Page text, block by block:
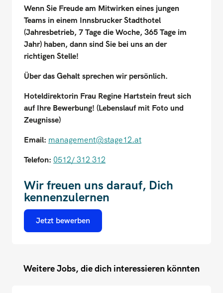
Wenn Sie Freude am Mitwirken eines jungen
Teams in einem Innsbrucker Stadthotel
(Jahresbetrieb, 7 Tage die Woche, 365 Tage im
Jahr) haben, dann sind Sie bei uns an der
richtigen Stelle!
Über das Gehalt sprechen wir persönlich.
Hoteldirektorin Frau Regine Hartstein freut sich
auf Ihre Bewerbung! (Lebenslauf mit Foto und
Zeugnisse)
Email: management@stage12.at
Telefon: 0512/ 312 312
Wir freuen uns darauf, Dich
kennenzulernen
Jetzt bewerben
Weitere Jobs, die dich interessieren könnten